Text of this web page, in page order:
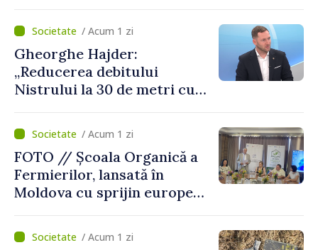
putea cumpăra nici curent
de avarie”/ Acum 1 zi
Gheorghe Hajder:
„Reducerea debitului
Nistrului la 30 de metri cubi
„catastrofă naturală”
/ Acum 1 zi
FOTO // Școala Organică a
Fermierilor, lansată în
Moldova cu sprijin european
agriculturii durabile
/ Acum 1 zi